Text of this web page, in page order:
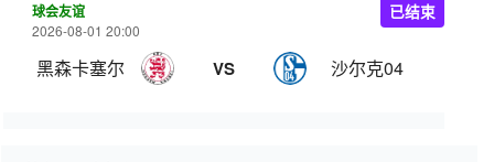
球会友谊
2026-08-01 20:00
黑森卡塞尔 VS 沙尔克04
已结束